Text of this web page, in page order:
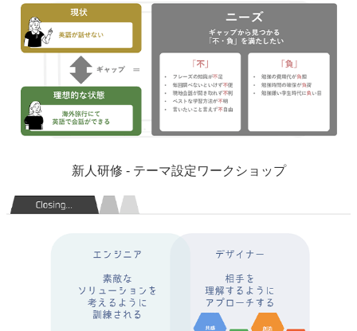
新人研修 - テーマ設定ワークショップ